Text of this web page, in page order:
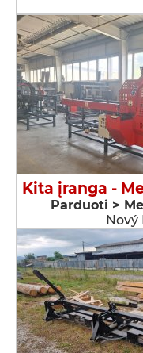
Kita įranga -
Parduoti >
Nový